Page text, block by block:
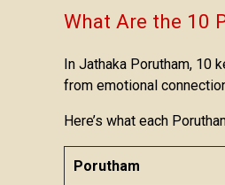
What Are the 10
In Jathaka Porutham, 10
from emotional
Here’s what each
Porutham